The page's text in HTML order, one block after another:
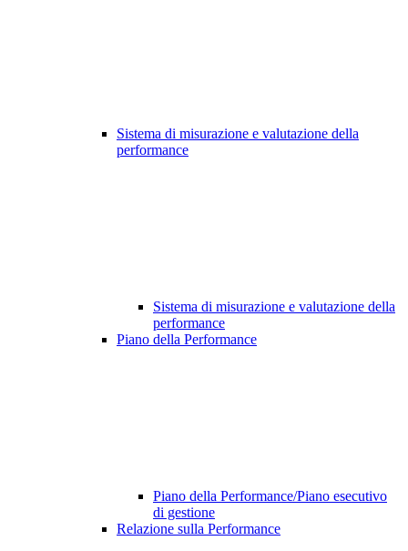
Sistema di misurazione e valutazione della
performance
Sistema di misurazione e valutazione della
performance
Piano della Performance
Piano della Performance/Piano esecutivo
di gestione
Relazione sulla Performance